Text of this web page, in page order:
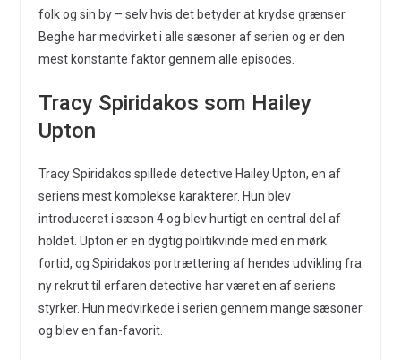
folk og sin by – selv hvis det betyder at krydse grænser.
Beghe har medvirket i alle sæsoner af serien og er den
mest konstante faktor gennem alle episodes.
Tracy Spiridakos som Hailey
Upton
Tracy Spiridakos spillede detective Hailey Upton, en af
seriens mest komplekse karakterer. Hun blev
introduceret i sæson 4 og blev hurtigt en central del af
holdet. Upton er en dygtig politikvinde med en mørk
fortid, og Spiridakos portrættering af hendes udvikling fra
ny rekrut til erfaren detective har været en af seriens
styrker. Hun medvirkede i serien gennem mange sæsoner
og blev en fan-favorit.